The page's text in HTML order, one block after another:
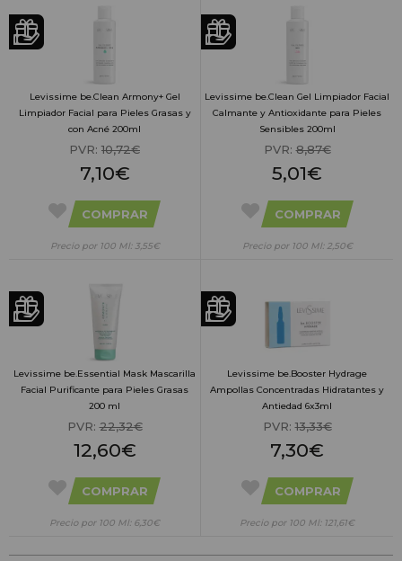
Levissime be.Clean Armony+ Gel
Limpiador Facial para Pieles Grasas y
con Acné 200ml
PVR: 10,72€
7,10€
COMPRAR
Precio por 100 Ml: 3,55€
Levissime be.Clean Gel Limpiador Facial
Calmante y Antioxidante para Pieles
Sensibles 200ml
PVR:8,87€
5,01€
COMPRAR
Precio por 100 Ml: 2,50€
Levissime be.Essential Mask Mascarilla
Facial Purificante para Pieles Grasas
200 ml
PVR:22,32€
12,60€
COMPRAR
Precio por 100 Ml: 6,30€
Levissime be.Booster Hydrage
Ampollas Concentradas Hidratantes y
Antiedad 6x3ml
PVR:13,33€
7,30€
COMPRAR
Precio por 100 Ml: 121,61€